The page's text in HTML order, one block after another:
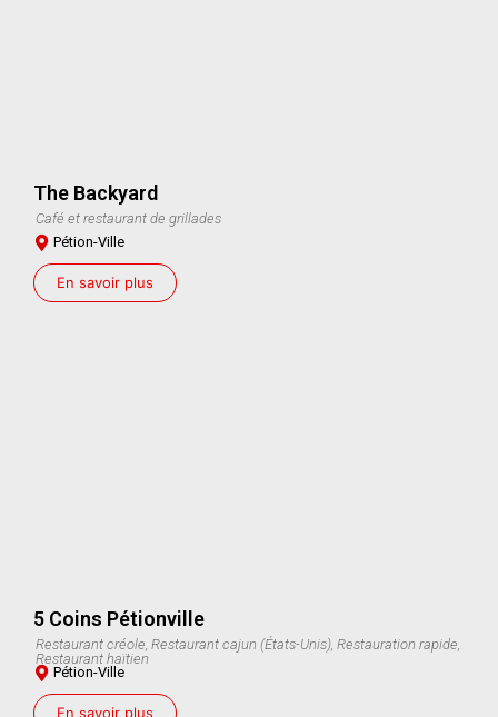
The Backyard
Café et restaurant de grillades
Pétion-Ville
En savoir plus
5 Coins Pétionville
Restaurant créole, Restaurant cajun (États-Unis), Restauration rapide,
Restaurant haïtien
Pétion-Ville
En savoir plus